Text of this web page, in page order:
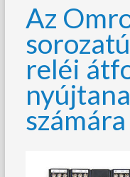
Az
reléi
számára